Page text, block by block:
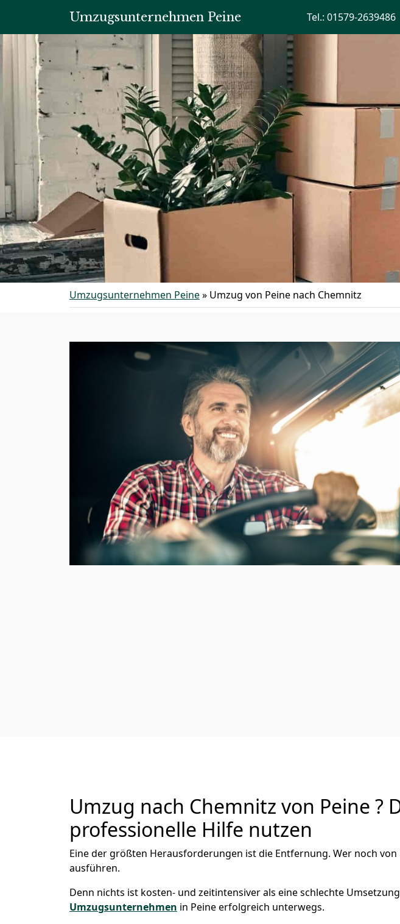
Umzugsunternehmen Peine Tel.: 01579-2639486
Umzugsunternehmen Peine» Umzug von Peine nach Chemnitz
Umzug nach Chemnitz von Peine ?
professionelle Hilfe nutzen
Eine der größten Herausforderungen ist die Entfernung. Wer noch
ausführen.
Denn nichts ist kosten- und zeitintensiver als eine schlechte
Umzugsunternehmen in Peine erfolgreich unterwegs.